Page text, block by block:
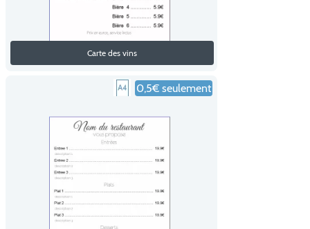
Carte des vins
0,5€ seulement